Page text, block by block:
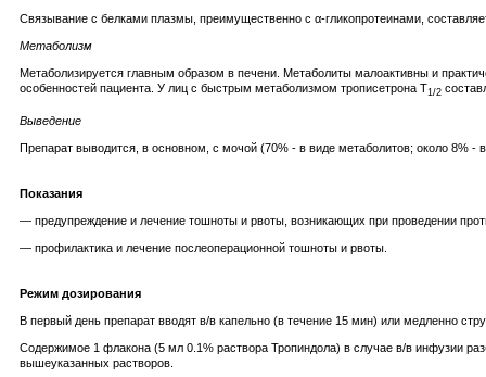
Связывание с белками плазмы, преимущественно с α-гликопротеинами,
Метаболизм
Метаболизируется главным образом в печени. Метаболиты малоактивны и
особенностей пациента. У лиц с быстрым метаболизмом трописетрона T1/2
Выведение
Препарат выводится, в основном, с мочой (70% - в виде метаболитов; около 8%
Показания
— предупреждение и лечение тошноты и рвоты, возникающих при проведении
— профилактика и лечение послеоперационной тошноты и рвоты.
Режим дозирования
В первый день препарат вводят в/в капельно (в течение 15 мин) или медленно
Содержимое 1 флакона (5 мл 0.1% раствора Тропиндола) в случае в/в инфузии
вышеуказанных растворов.